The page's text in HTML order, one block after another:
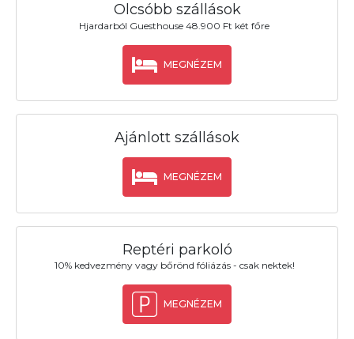
Olcsóbb szállások
Hjardarból Guesthouse 48.900 Ft két főre
MEGNÉZEM
Ajánlott szállások
MEGNÉZEM
Reptéri parkoló
10% kedvezmény vagy bőrönd fóliázás - csak nektek!
MEGNÉZEM